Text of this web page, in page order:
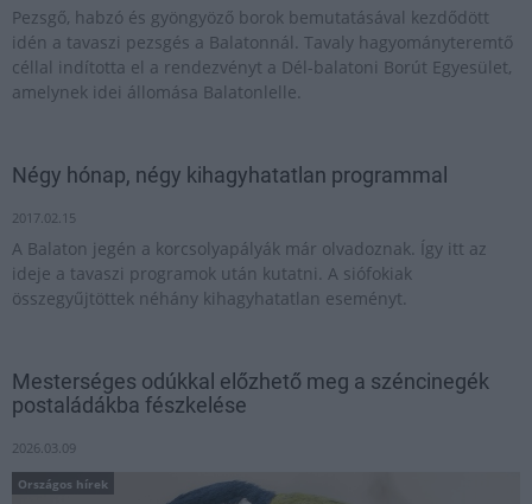
Pezsgő, habzó és gyöngyöző borok bemutatásával kezdődött
idén a tavaszi pezsgés a Balatonnál. Tavaly hagyományteremtő
céllal indította el a rendezvényt a Dél-balatoni Borút Egyesület,
amelynek idei állomása Balatonlelle.
Négy hónap, négy kihagyhatatlan programmal
2017.02.15
A Balaton jegén a korcsolyapályák már olvadoznak. Így itt az
ideje a tavaszi programok után kutatni. A siófokiak
összegyűjtöttek néhány kihagyhatatlan eseményt.
Mesterséges odúkkal előzhető meg a széncinegék
postaládákba fészkelése
2026.03.09
Országos hírek